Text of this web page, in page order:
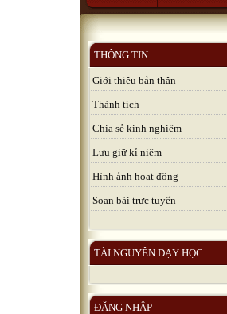
THÔNG TIN
Giới thiệu bản thân
Thành tích
Chia sẻ kinh nghiệm
Lưu giữ kỉ niệm
Hình ảnh hoạt động
Soạn bài trực tuyến
TÀI NGUYÊN DẠY HỌC
ĐĂNG NHẬP